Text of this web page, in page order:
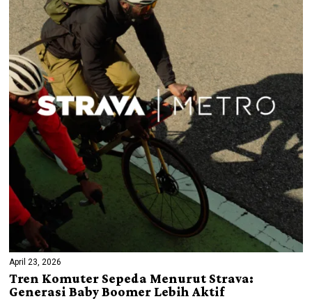
April 23, 2026
Tren Komuter Sepeda Menurut Strava:
Generasi Baby Boomer Lebih Aktif